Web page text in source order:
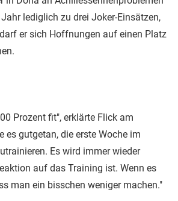
lediglich zu drei Joker-Einsätzen,
er sich Hoffnungen auf einen Platz
Prozent fit", erklärte Flick am
es gutgetan, die erste Woche im
Es wird immer wieder
auf das Training ist. Wenn es
man ein bisschen weniger machen."